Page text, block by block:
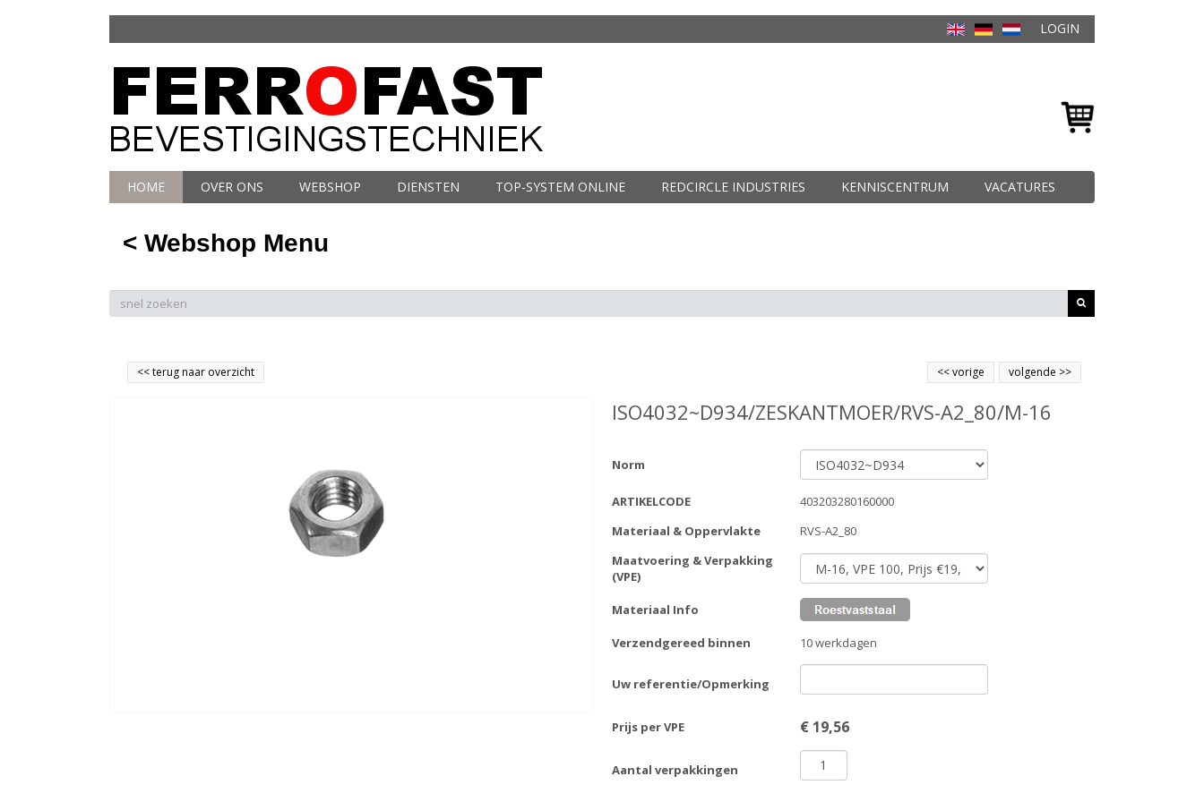
LOGIN
HOME OVER ONS WEBSHOP DIENSTEN TOP-SYSTEM ONLINE REDCIRCLE INDUSTRIES KENNISCENTRUM VACATURES
< Webshop Menu
<<terug naar overzicht volgende >>
<<vorige
ISO4032~D934/ZESKANTMOER/RVS-A2_80/M-16
Norm
ARTIKELCODE
403203280160000
Materiaal & Oppervlakte
RVS-A2_80
Maatvoering & Verpakking
(VPE)
Materiaal Info
Verzendgereed binnen 10 werkdagen
Uw referentie/Opmerking
Prijs per VPE € 19,56
Aantal verpakkingen